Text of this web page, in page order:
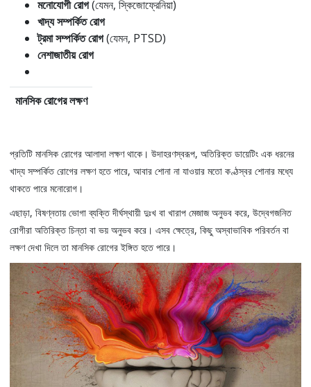
মনোযোগী রোগ(যেমন, স্কিজোফ্রেনিয়া)
খাদ্য সম্পর্কিত রোগ
ট্রমা সম্পর্কিত রোগ(যেমন, PTSD)
নেশাজাতীয় রোগ
মানসিক রোগের লক্ষণ
প্রতিটি মানসিক রোগের আলাদা লক্ষণ থাকে। উদাহরণস্বরূপ, অতিরিক্ত ডায়েটিং এক ধরনের
খাদ্য সম্পর্কিত রোগের লক্ষণ হতে পারে, আবার শোনা না যাওয়ার মতো কণ্ঠস্বর শোনার মধ্যে
থাকতে পারে মনোরোগ।
এছাড়া, বিষণ্নতায় ভোগা ব্যক্তি দীর্ঘস্থায়ী দুঃখ বা খারাপ মেজাজ অনুভব করে, উদ্বেগজনিত
রোগীরা অতিরিক্ত চিন্তা বা ভয় অনুভব করে। এসব ক্ষেত্রে, কিছু অস্বাভাবিক পরিবর্তন বা
লক্ষণ দেখা দিলে তা মানসিক রোগের ইঙ্গিত হতে পারে।